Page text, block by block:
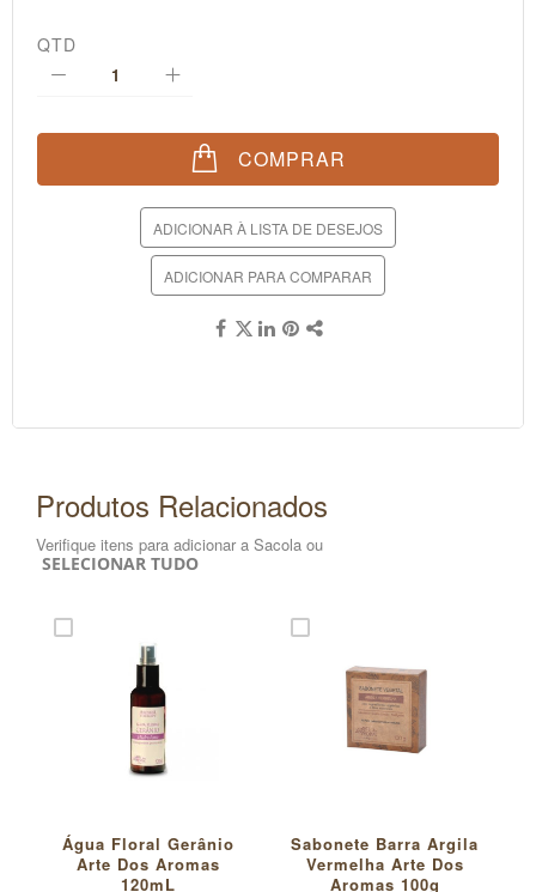
QTD
COMPRAR
ADICIONAR À LISTA DE DESEJOS
ADICIONAR PARA COMPARAR
Produtos Relacionados
Verifique itens para adicionar a Sacola ou
SELECIONAR TUDO
Água Floral Gerânio
Arte Dos Aromas
120mL
Sabonete Barra Argila
Vermelha Arte Dos
Aromas 100g